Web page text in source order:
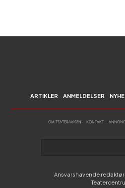
ARTIKLER ANMELDELSER
OM TEATERAVISEN KONTAKT
Ansvarshavende